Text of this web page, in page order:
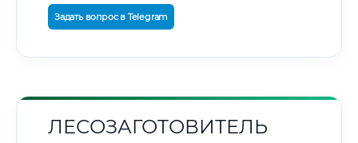
Задать вопрос в Telegram
ЛЕСОЗАГОТОВИТЕЛЬ